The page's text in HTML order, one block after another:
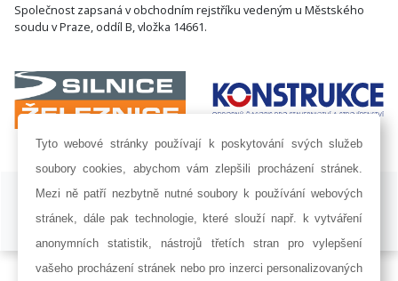
Společnost zapsaná v obchodním rejstříku vedeným u Městského
soudu v Praze, oddíl B, vložka 14661.
ISSN 1802-8535 © 2009 - 2026 AF POWER agency a.s. |
Nastavení
Railsformers s.r.o.
Tyto webové stránky používají k poskytování svých služeb
soubory cookies, abychom vám zlepšili procházení stránek.
Mezi ně patří nezbytně nutné soubory k používání webových
stránek, dále pak technologie, které slouží např. k vytváření
anonymních statistik, nástrojů třetích stran pro vylepšení
vašeho procházení stránek nebo pro inzerci personalizovaných